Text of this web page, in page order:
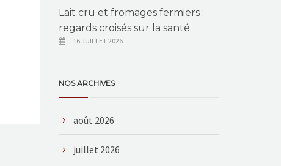
Lait cru et fromages fermiers :
regards croisés sur la santé
16 JUILLET 2026
NOS ARCHIVES
août 2026
juillet 2026